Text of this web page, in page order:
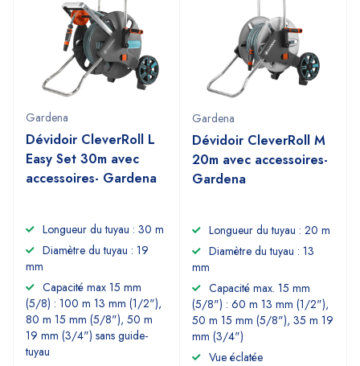
Gardena
Dévidoir CleverRoll L
Easy Set 30m avec
accessoires- Gardena
Longueur du tuyau : 30 m
Diamètre du tuyau : 19
mm
Capacité max 15 mm
(5/8) : 100 m 13 mm (1/2"),
80 m 15 mm (5/8"), 50 m
19 mm (3/4") sans guide-
tuyau
Gardena
Dévidoir CleverRoll M
20m avec accessoires-
Gardena
Longueur du tuyau : 20 m
Diamètre du tuyau : 13
mm
Capacité max. 15 mm
(5/8") : 60 m 13 mm (1/2"),
50 m 15 mm (5/8"), 35 m 19
mm (3/4")
Vue éclatée